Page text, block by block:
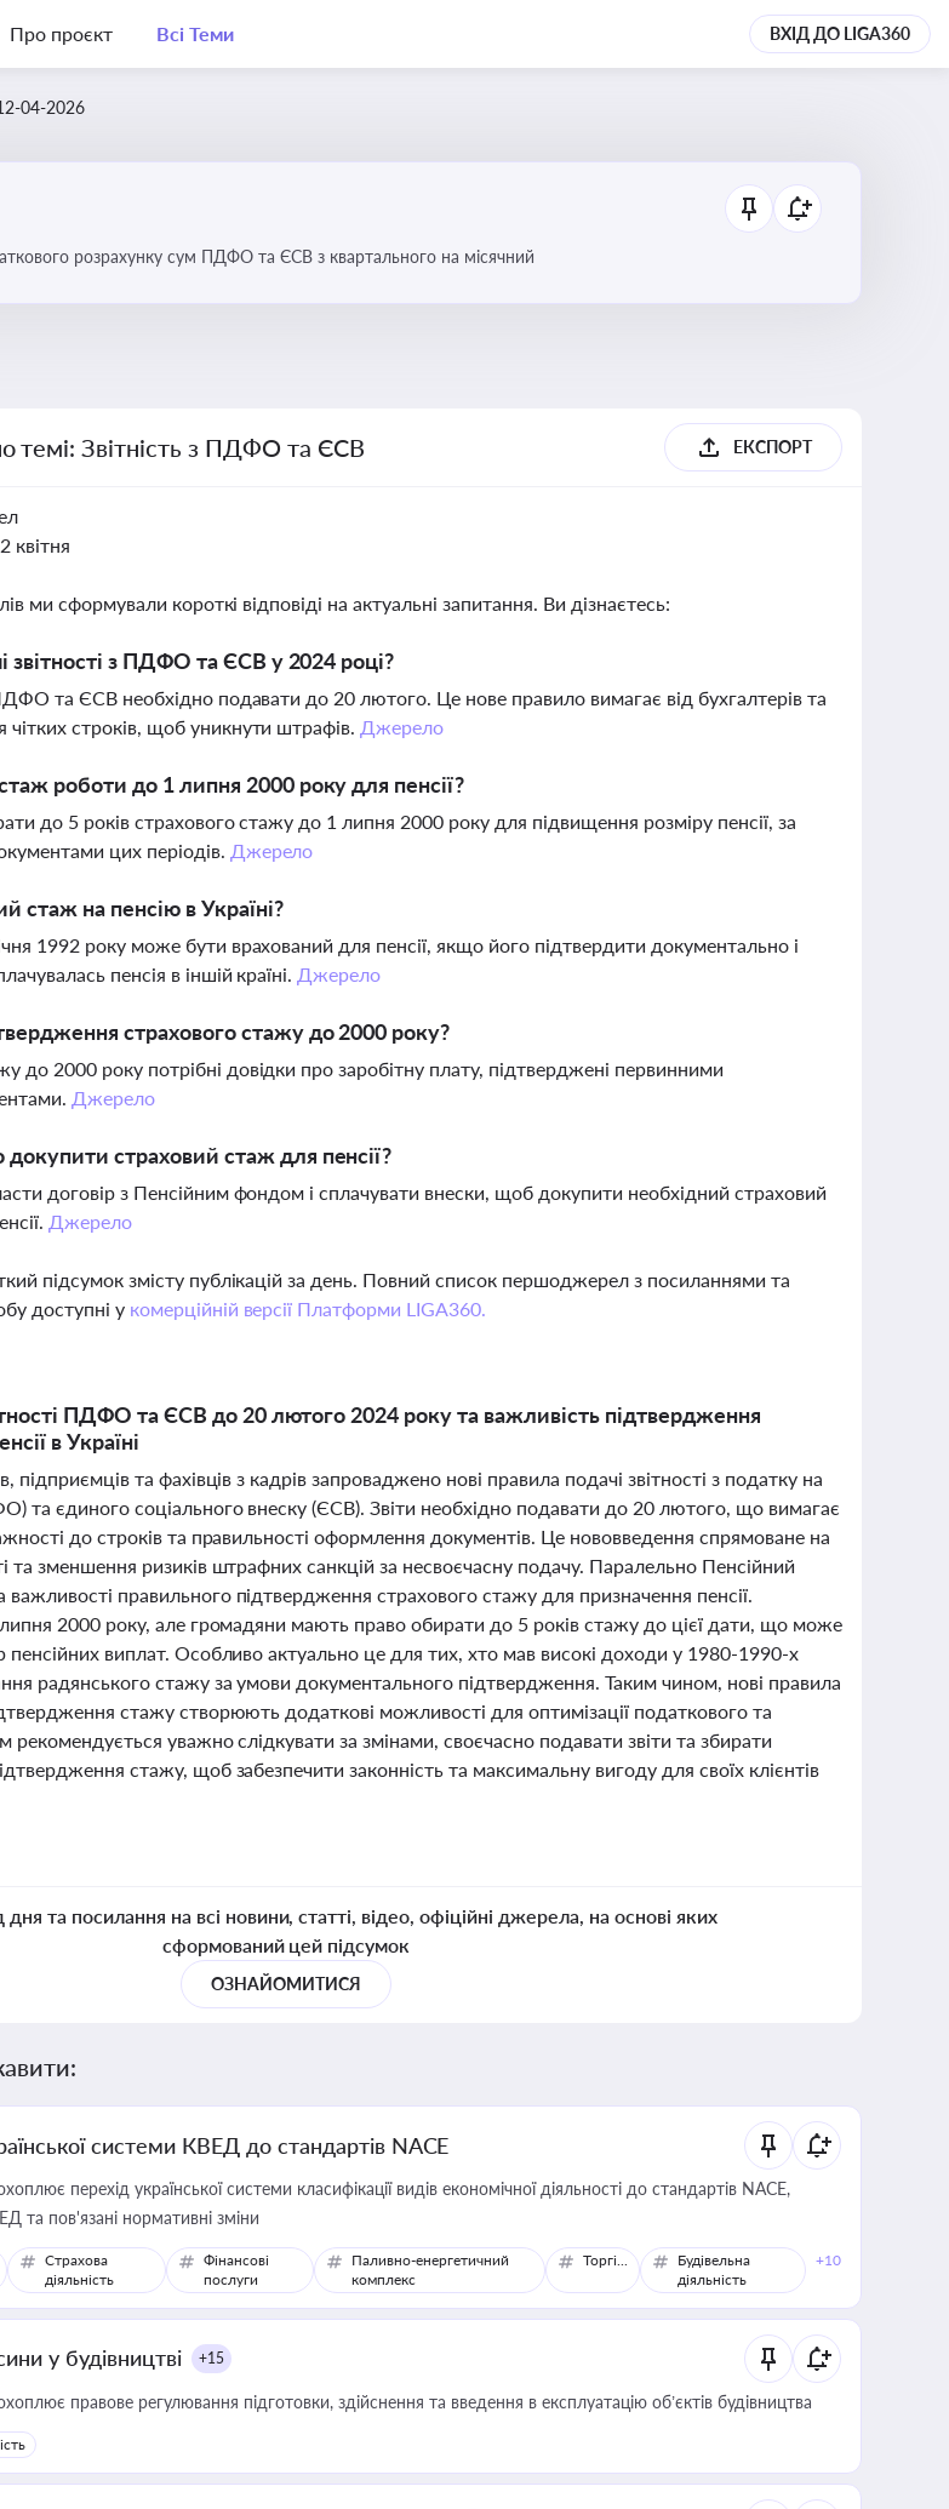
Про проєкт Всі Теми ВХІД ДО LIGA360
04-2026
розрахунку сум ПДФО та ЄСВ з квартального на місячний
темі: Звітність з ПДФО та ЄСВ ЕКСПОРТ
квітня
ми сформували короткі відповіді на актуальні запитання. Ви дізнаєтесь:
звітності з ПДФО та ЄСВ у 2024 році?
та ЄСВ необхідно подавати до 20 лютого. Це нове правило вимагає від бухгалтерів та
строків, щоб уникнути штрафів. Джерело
роботи до 1 липня 2000 року для пенсії?
до 5 років страхового стажу до 1 липня 2000 року для підвищення розміру пенсії, за
цих періодів. Джерело
стаж на пенсію в Україні?
1992 року може бути врахований для пенсії, якщо його підтвердити документально і
пенсія в іншій країні. Джерело
страхового стажу до 2000 року?
до 2000 року потрібні довідки про заробітну плату, підтверджені первинними
Джерело
страховий стаж для пенсії?
договір з Пенсійним фондом і сплачувати внески, щоб докупити необхідний страховий
Джерело
підсумок змісту публікацій за день. Повний список першоджерел з посиланнями та
доступні у комерційній версії Платформи LIGA360.
ПДФО та ЄСВ до 20 лютого 2024 року та важливість підтвердження
в Україні
підприємців та фахівців з кадрів запроваджено нові правила подачі звітності з податку на
та єдиного соціального внеску (ЄСВ). Звіти необхідно подавати до 20 лютого, що вимагає
до строків та правильності оформлення документів. Це нововведення спрямоване на
та зменшення ризиків штрафних санкцій за несвоєчасну подачу. Паралельно Пенсійний
правильного підтвердження страхового стажу для призначення пенсії.
липня 2000 року, але громадяни мають право обирати до 5 років стажу до цієї дати, що може
пенсійних виплат. Особливо актуально це для тих, хто мав високі доходи у 1980-1990-х
радянського стажу за умови документального підтвердження. Таким чином, нові правила
стажу створюють додаткові можливості для оптимізації податкового та
рекомендується уважно слідкувати за змінами, своєчасно подавати звіти та збирати
стажу, щоб забезпечити законність та максимальну вигоду для своїх клієнтів
та посилання на всі новини, статті, відео, офіційні джерела, на основі яких
сформований цей підсумок
ОЗНАЙОМИТИСЯ
системи КВЕД до стандартів NACE
перехід української системи класифікації видів економічної діяльності до стандартів NACE,
та пов'язані нормативні зміни
Страхова
діяльність
Фінансові
послуги
Паливно-енергетичний
комплекс
Торгівля
Будівельна
діяльність
+10
у будівництві +15
правове регулювання підготовки, здійснення та введення в експлуатацію об’єктів будівництва